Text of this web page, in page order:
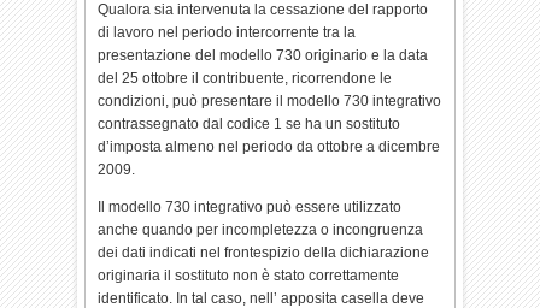
Qualora sia intervenuta la cessazione del rapporto
di lavoro nel periodo intercorrente tra la
presentazione del modello 730 originario e la data
del 25 ottobre il contribuente, ricorrendone le
condizioni, può presentare il modello 730 integrativo
contrassegnato dal codice 1 se ha un sostituto
d’imposta almeno nel periodo da ottobre a dicembre
2009.
Il modello 730 integrativo può essere utilizzato
anche quando per incompletezza o incongruenza
dei dati indicati nel frontespizio della dichiarazione
originaria il sostituto non è stato correttamente
identificato. In tal caso, nell’ apposita casella deve